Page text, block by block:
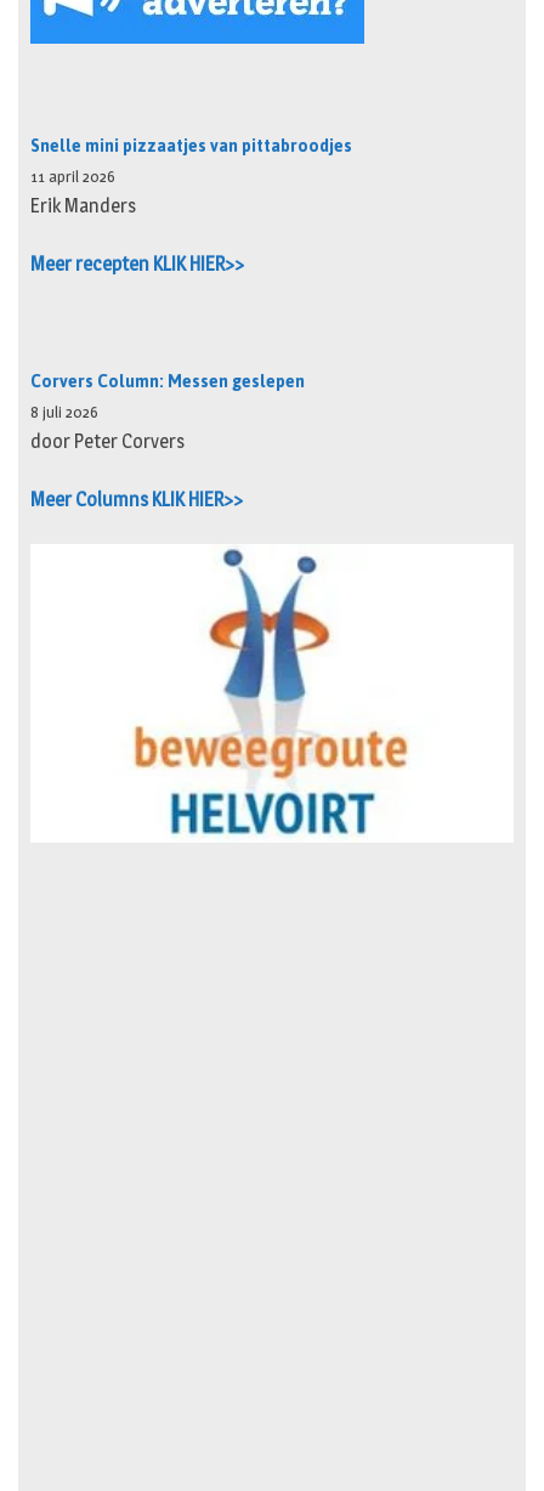
Snelle mini pizzaatjes van pittabroodjes
11 april 2026
Erik Manders
Meer recepten KLIK HIER>>
Corvers Column: Messen geslepen
8 juli 2026
door Peter Corvers
Meer Columns KLIK HIER>>